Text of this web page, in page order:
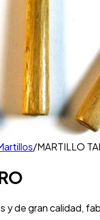
/MARTILLO
y de gran calidad,